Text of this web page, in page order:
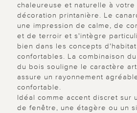
chaleureuse et naturelle à votre
décoration printanière. Le
une impression de calme, de
et de terroir et s'intègre
bien dans les concepts
confortables. La combinaison
du bois souligne le caractère
assure un rayonnement
confortable.
Idéal comme accent discret sur
de fenêtre, une étagère ou un